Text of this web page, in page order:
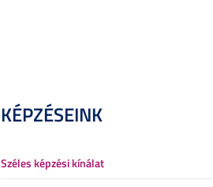
KÉPZÉSEINK
Széles képzési kínálat